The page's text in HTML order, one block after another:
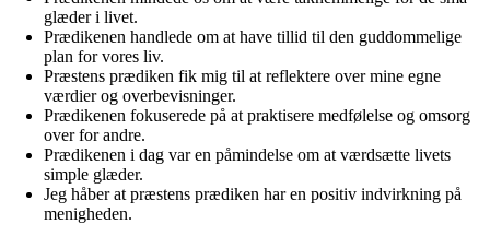
glæder i livet.
Prædikenen handlede om at have tillid til den guddommelige
plan for vores liv.
Præstens prædiken fik mig til at reflektere over mine egne
værdier og overbevisninger.
Prædikenen fokuserede på at praktisere medfølelse og omsorg
over for andre.
Prædikenen i dag var en påmindelse om at værdsætte livets
simple glæder.
Jeg håber at præstens prædiken har en positiv indvirkning på
menigheden.